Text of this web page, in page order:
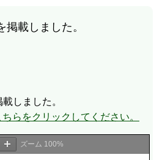
載しました。
しました。
ちらをクリックしてください。
ズーム 100%